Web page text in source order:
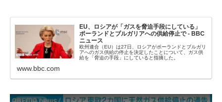
EU、ロシアが「ガスを脅迫手段にしている」
ポーランドとブルガリアへの供給停止で - BBC
ニュース
欧州連合（EU）は27日、ロシアがポーランドとブルガリ
アへのガス供給の停止を決定したことについて、ガス供
給を「脅迫の手段」にしていると指摘した。
www.bbc.com